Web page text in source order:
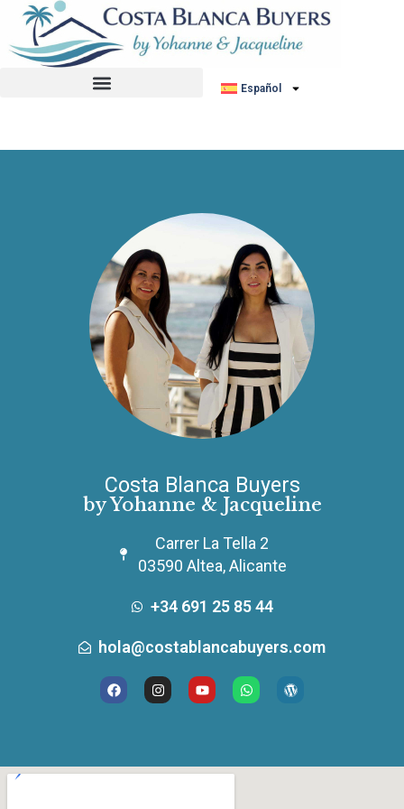
Español
No hemos encontrado ningún anuncio.
Costa Blanca Buyers
by Yohanne & Jacqueline
Carrer La Tella 2
03590 Altea, Alicante
+34 691 25 85 44
hola@costablancabuyers.com